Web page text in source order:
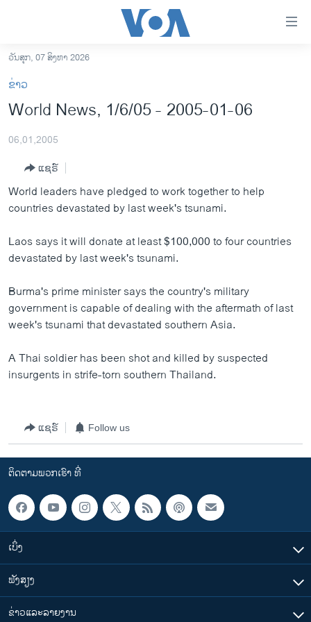
ເຂົ້າ
ຫາ
ຂ້າມ
ໄປ
ຄົ້ນ
ການເລືອກຕັ້ງ ປະທານາທີບໍດີ ສະຫະລັດ 2024
ຂ່າວ​ຈີນ
ໂລກ
ອິດສະຫຼະພາບດ້ານການຂ່າວ
ຊຸມຊົນຊາວລາວ
ວິທະຍາສາດ-ເທັກໂນໂລຈີ
ພາສາອັງກິດ
ສຽງ
ລາຍການກະຈາຍສຽງ
ລາຍງານ
ຕິດຕາມພວກເຮົາ ທີ່
ພາສາຕ່າງໆ
ວັນສຸກ, 07 ສິງຫາ 2026
ຂ່າວ
World News, 1/6/05 - 2005-01-06
06,01,2005
ແຊຣ໌
World leaders have pledged to work together to help
countries devastated by last week's tsunami.
Laos says it will donate at least $100,000 to four countries
devastated by last week's tsunami.
Burma's prime minister says the country's military
government is capable of dealing with the aftermath of last
week's tsunami that devastated southern Asia.
A Thai soldier has been shot and killed by suspected
insurgents in strife-torn southern Thailand.
ແຊຣ໌ Follow us
ຕິດຕາມພວກເຮົາ ທີ່
ເບິ່ງ
ຟັງສຽງ
ຂ່າວແລະລາຍງານ